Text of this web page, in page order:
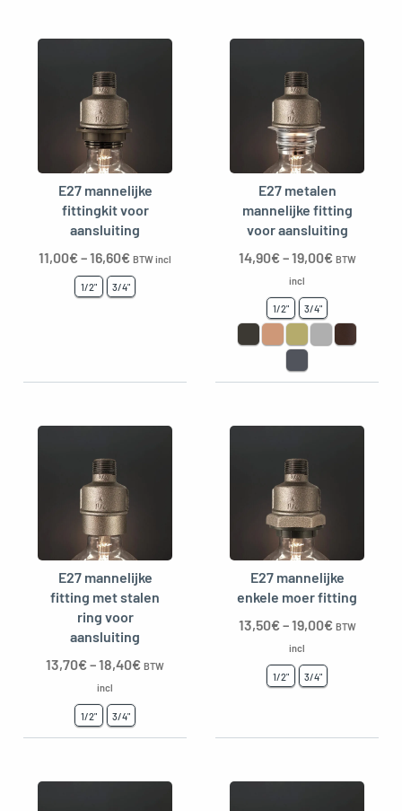
E27 mannelijke
fittingkit voor
aansluiting
11,00€–16,60€ BTW incl
1/2" 3/4"
E27 metalen
mannelijke fitting
voor aansluiting
14,90€–19,00€ BTW
incl
1/2" 3/4"
E27 mannelijke
fitting met stalen
ring voor
aansluiting
13,70€–18,40€ BTW
incl
1/2" 3/4"
E27 mannelijke
enkele moer fitting
13,50€–19,00€ BTW
incl
1/2" 3/4"